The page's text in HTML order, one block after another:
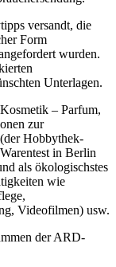
versandt, die
Form
wurden.
Unterlagen.
– Parfum,
zur
Hobbythek-
in Berlin
als ökologischstes
wie
Videofilmen) usw.
der ARD-